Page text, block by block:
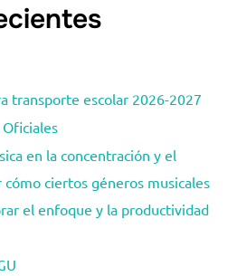
transporte escolar 2026-2027
en la concentración y el
ciertos géneros musicales
el enfoque y la productividad